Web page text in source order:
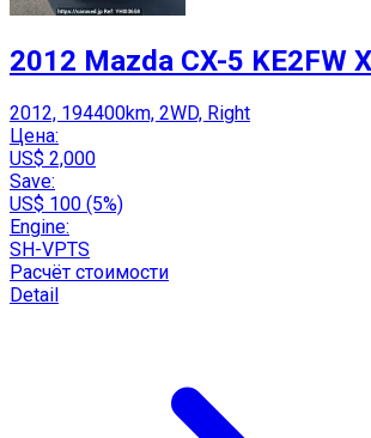
2012 Mazda CX-5 KE2FW
2012, 194400km, 2WD, Right
Цена:
US$ 2,000
Save:
US$ 100 (5%)
Engine:
SH-VPTS
Расчёт стоимости
Detail